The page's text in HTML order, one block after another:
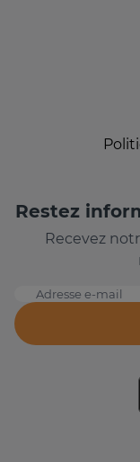
Restez
Recevez
Adresse e-mail